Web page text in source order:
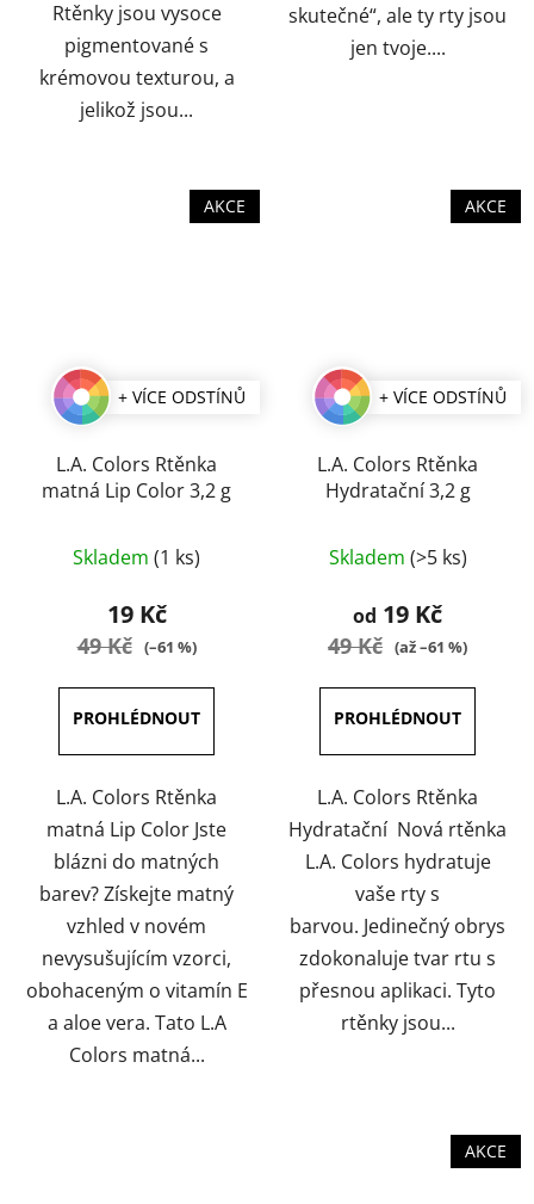
Rtěnky jsou vysoce
pigmentované s
krémovou texturou, a
jelikož jsou...
skutečné“, ale ty rty jsou
jen tvoje....
AKCE
+ VÍCE ODSTÍNŮ
L.A. Colors Rtěnka
matná Lip Color 3,2 g
hodnocení
produktu
5
hvězdiček.
Skladem (1 ks)
19 Kč
49 Kč (–61 %)
L.A. Colors Rtěnka
matná Lip Color Jste
blázni do matných
barev? Získejte matný
vzhled v novém
nevysušujícím vzorci,
obohaceným o vitamín E
a aloe vera. Tato L.A
Colors matná...
AKCE
+ VÍCE ODSTÍNŮ
L.A. Colors Rtěnka
Hydratační 3,2 g
hodnocení
produktu
5
hvězdiček.
Skladem (>5 ks)
od 19 Kč
49 Kč (až –61 %)
L.A. Colors Rtěnka
Hydratační Nová rtěnka
L.A. Colors hydratuje
vaše rty s
barvou. Jedinečný obrys
zdokonaluje tvar rtu s
přesnou aplikaci. Tyto
rtěnky jsou...
AKCE